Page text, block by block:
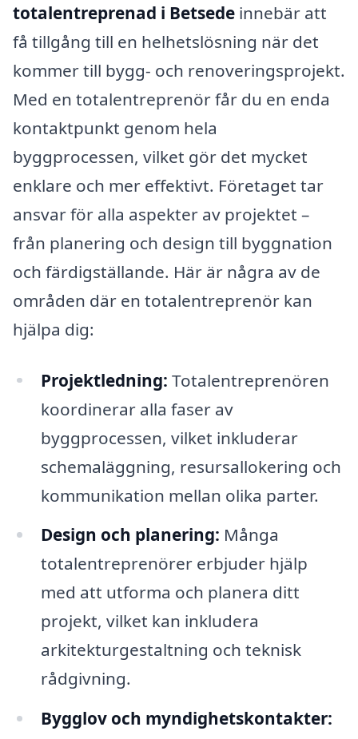
totalentreprenad i Betsede innebär att
få tillgång till en helhetslösning när det
kommer till bygg- och renoveringsprojekt.
Med en totalentreprenör får du en enda
kontaktpunkt genom hela
byggprocessen, vilket gör det mycket
enklare och mer effektivt. Företaget tar
ansvar för alla aspekter av projektet –
från planering och design till byggnation
och färdigställande. Här är några av de
områden där en totalentreprenör kan
hjälpa dig:
Projektledning: Totalentreprenören
koordinerar alla faser av
byggprocessen, vilket inkluderar
schemaläggning, resursallokering och
kommunikation mellan olika parter.
Design och planering: Många
totalentreprenörer erbjuder hjälp
med att utforma och planera ditt
projekt, vilket kan inkludera
arkitekturgestaltning och teknisk
rådgivning.
Bygglov och myndighetskontakter: